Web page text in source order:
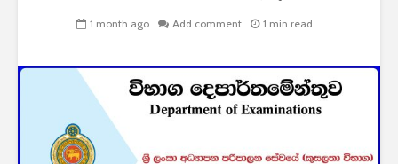
1 month ago Add comment 1 min read